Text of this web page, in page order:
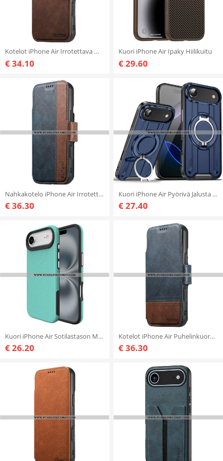
Kotelot iPhone Air Irrotettava Magsafe-kotelo Suteni Suojakuori
€ 34.10
Kuori iPhone Air Ipaky Hiilikuitu
€ 29.60
Nahkakotelo iPhone Air Irrotettava Magsafe 2-in-1 -kotelo Suteni
€ 36.30
Kuori iPhone Air Pyörivä Jalusta Ja Magsafe-yhteensopiva
€ 27.40
Kuori iPhone Air Sotilastason Magsafe-yhteensopiva
€ 26.20
Kotelot iPhone Air Puhelinkuoret Magsafe Kaksivärinen Irrotettava Kotelo Suteni
€ 36.30